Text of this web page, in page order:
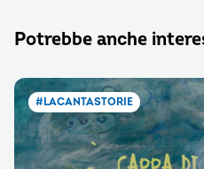
Potrebbe anche
#LACANTASTORIE